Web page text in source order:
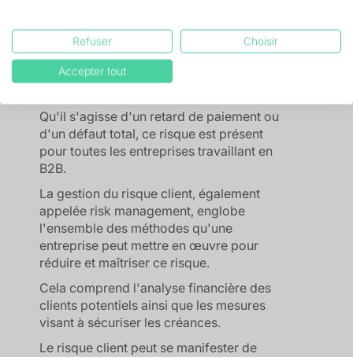
Le risque client fait référence à la
possibilité qu'un client ne paie pas sa
facture à temps ou ne la paie jamais, ce
Qu'il s'agisse d'un retard de paiement ou
d'un défaut total, ce risque est présent
pour toutes les entreprises travaillant en
B2B.
La gestion du risque client, également
appelée risk management, englobe
l'ensemble des méthodes qu'une
entreprise peut mettre en œuvre pour
réduire et maîtriser ce risque.
Cela comprend l'analyse financière des
clients potentiels ainsi que les mesures
visant à sécuriser les créances.
Le risque client peut se manifester de
Refuser Choisir
Accepter tout